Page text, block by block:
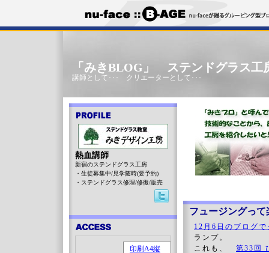
「みきBLOG」 ステンドグラス工
講師として･･･ クリエーターとして･･･
フュージングって
12月6日のブログ
ランプ。
これも、 第33回
熱血講師
新宿のステンドグラス工房
・生徒募集中/見学随時(要予約)
・ステンドグラス修理/修復/販売